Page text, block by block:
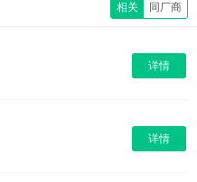
相关 同厂商
详情
详情